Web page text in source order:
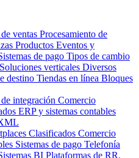
ventas Procesamiento de
Productos Eventos y
de pago Tipos de cambio
Soluciones verticales Diversos
destino Tiendas en línea Bloques
integración Comercio
ERP y sistemas contables
Clasificados Comercio
Sistemas de pago Telefonía
BI Plataformas de RR.